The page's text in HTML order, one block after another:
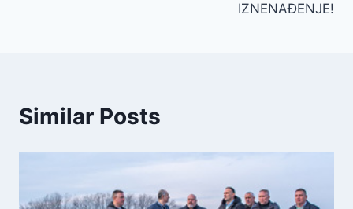
IZNENAĐENJE!
Similar Posts